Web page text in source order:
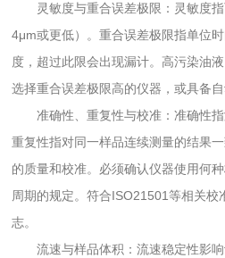
灵敏度与重合误差极限：灵敏度指
4μm或更低）。重合误差极限指单位
度，超过此限会出现漏计。高污染油
选择重合误差极限高的仪器，或具备自
准确性、重复性与校准：准确性指
重复性指对同一样品连续测量的结果
的质量和校准。必须确认仪器使用何
周期的规定。符合ISO21501等相关校
志。
流速与样品体积：流速稳定性影响